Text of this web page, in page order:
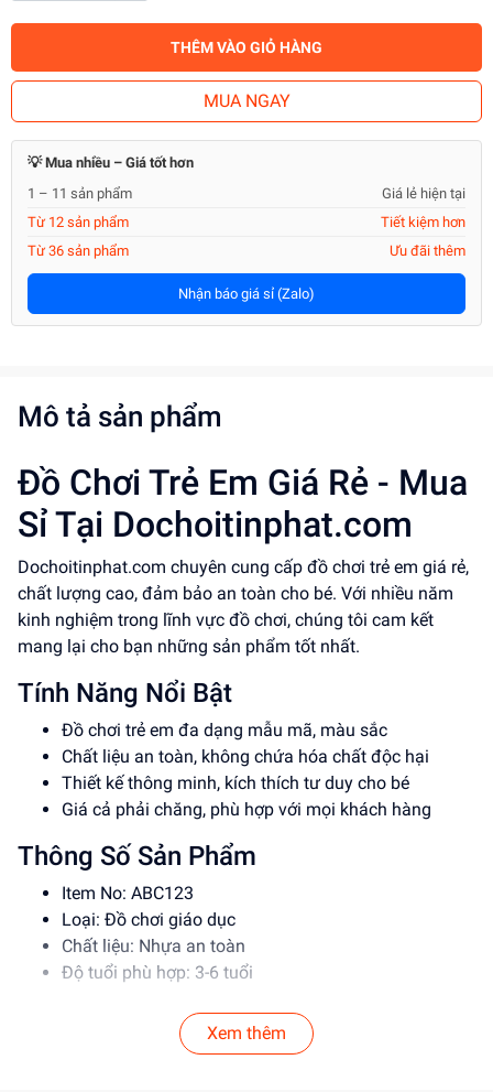
THÊM VÀO GIỎ HÀNG
MUA NGAY
💡 Mua nhiều – Giá tốt hơn
1 – 11 sản phẩm
Giá lẻ hiện tại
Từ 12 sản phẩm
Tiết kiệm hơn
Từ 36 sản phẩm
Ưu đãi thêm
Nhận báo giá sỉ (Zalo)
Mô tả sản phẩm
Đồ Chơi Trẻ Em Giá Rẻ - Mua
Sỉ Tại Dochoitinphat.com
Dochoitinphat.com chuyên cung cấp đồ chơi trẻ em giá rẻ,
chất lượng cao, đảm bảo an toàn cho bé. Với nhiều năm
kinh nghiệm trong lĩnh vực đồ chơi, chúng tôi cam kết
mang lại cho bạn những sản phẩm tốt nhất.
Tính Năng Nổi Bật
Đồ chơi trẻ em đa dạng mẫu mã, màu sắc
Chất liệu an toàn, không chứa hóa chất độc hại
Thiết kế thông minh, kích thích tư duy cho bé
Giá cả phải chăng, phù hợp với mọi khách hàng
Thông Số Sản Phẩm
Item No: ABC123
Loại: Đồ chơi giáo dục
Chất liệu: Nhựa an toàn
Độ tuổi phù hợp: 3-6 tuổi
Hướng Dẫn Sử Dụng
Đọc kỹ hướng dẫn trước khi sử dụng
Xem thêm